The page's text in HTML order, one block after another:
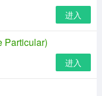
不是只给答案你
死记硬背
流学习方法
进入
Particular)
进入